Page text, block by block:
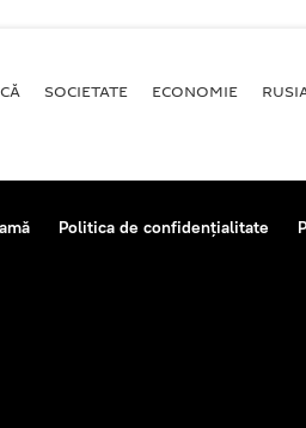
SOCIETATE ECONOMIE
Politica de confidențialitate